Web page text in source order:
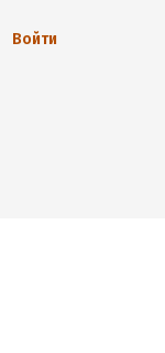
Войти